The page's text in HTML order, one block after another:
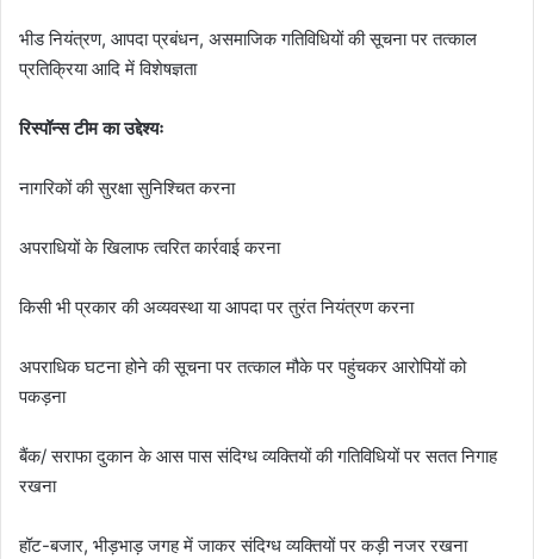
भीड नियंत्रण, आपदा प्रबंधन, असमाजिक गतिविधियों की सूचना पर तत्काल
प्रतिक्रिया आदि में विशेषज्ञता
रिस्पॉन्स टीम का उद्देश्यः
नागरिकों की सुरक्षा सुनिश्चित करना
अपराधियों के खिलाफ त्वरित कार्रवाई करना
किसी भी प्रकार की अव्यवस्था या आपदा पर तुरंत नियंत्रण करना
अपराधिक घटना होने की सूचना पर तत्काल मौके पर पहुंचकर आरोपियों को
पकड़ना
बैंक/ सराफा दुकान के आस पास संदिग्ध व्यक्तियों की गतिविधियों पर सतत निगाह
रखना
हॉट-बजार, भीड़भाड़ जगह में जाकर संदिग्ध व्यक्तियों पर कड़ी नजर रखना